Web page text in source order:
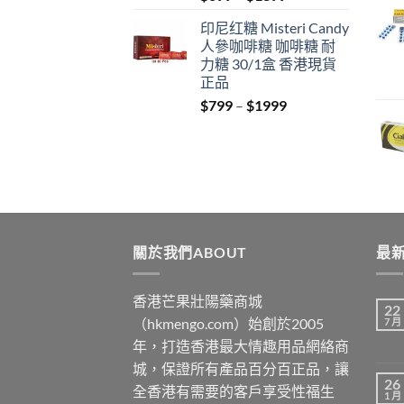
$699
through
$1899
印尼红糖 Misteri Candy
人參咖啡糖 咖啡糖 耐
力糖 30/1盒 香港現貨
正品
$799 – $1999Price
關於我們ABOUT
香港芒果壯陽藥商城
（hkmengo.com）始創於2005
年，打造香港最大情趣用品網絡商
城，保證所有產品百分百正品，讓
全香港有需要的客戶享受性福生
最
22
7 月
26
1 月